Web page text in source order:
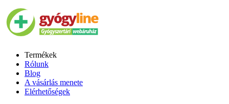
Termékek
Rólunk
Blog
A vásárlás menete
Elérhetőségek